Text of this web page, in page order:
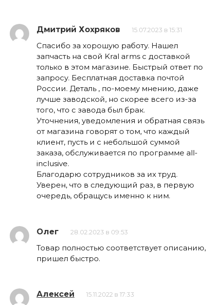
Дмитрий Хохряков 15.07.2023 в 15:31
Спасибо за хорошую работу. Нашел
запчасть на свой Kral arms с доставкой
только в этом магазине. Быстрый ответ по
запросу. Бесплатная доставка почтой
России. Деталь , по-моему мнению, даже
лучше заводской, но скорее всего из-за
того, что с завода был брак.
Уточнения, уведомления и обратная связь
от магазина говорят о том, что каждый
клиент, пусть и с небольшой суммой
заказа, обслуживается по программе all-
inclusive.
Благодарю сотрудников за их труд.
Уверен, что в следующий раз, в первую
очередь, обращусь именно к ним.
Олег 28.02.2023 в 09:53
Товар полностью соответствует описанию,
пришел быстро.
Алексей 15.11.2022 в 17:33